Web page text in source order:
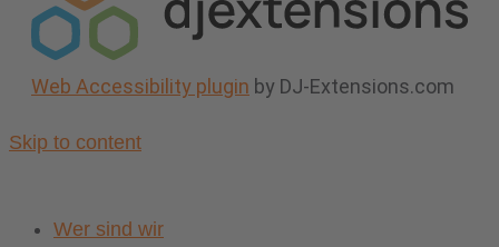
Web Accessibility plugin by DJ-Extensions.com
Skip to content
Wer sind wir